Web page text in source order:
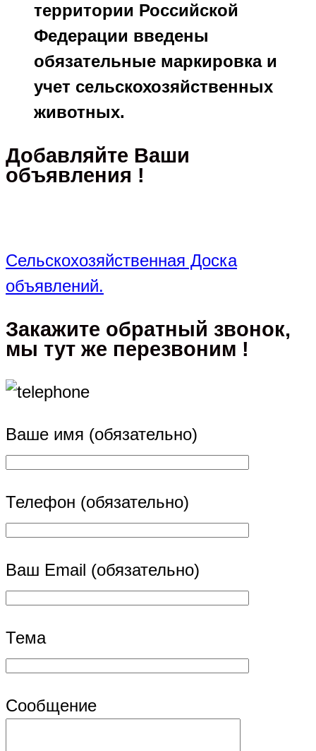
территории Российской
Федерации введены
обязательные маркировка и
учет сельскохозяйственных
животных.
Добавляйте Ваши
объявления !
Сельскохозяйственная Доска
объявлений.
Закажите обратный звонок,
мы тут же перезвоним !
Ваше имя (обязательно)
Телефон (обязательно)
Ваш Email (обязательно)
Тема
Сообщение